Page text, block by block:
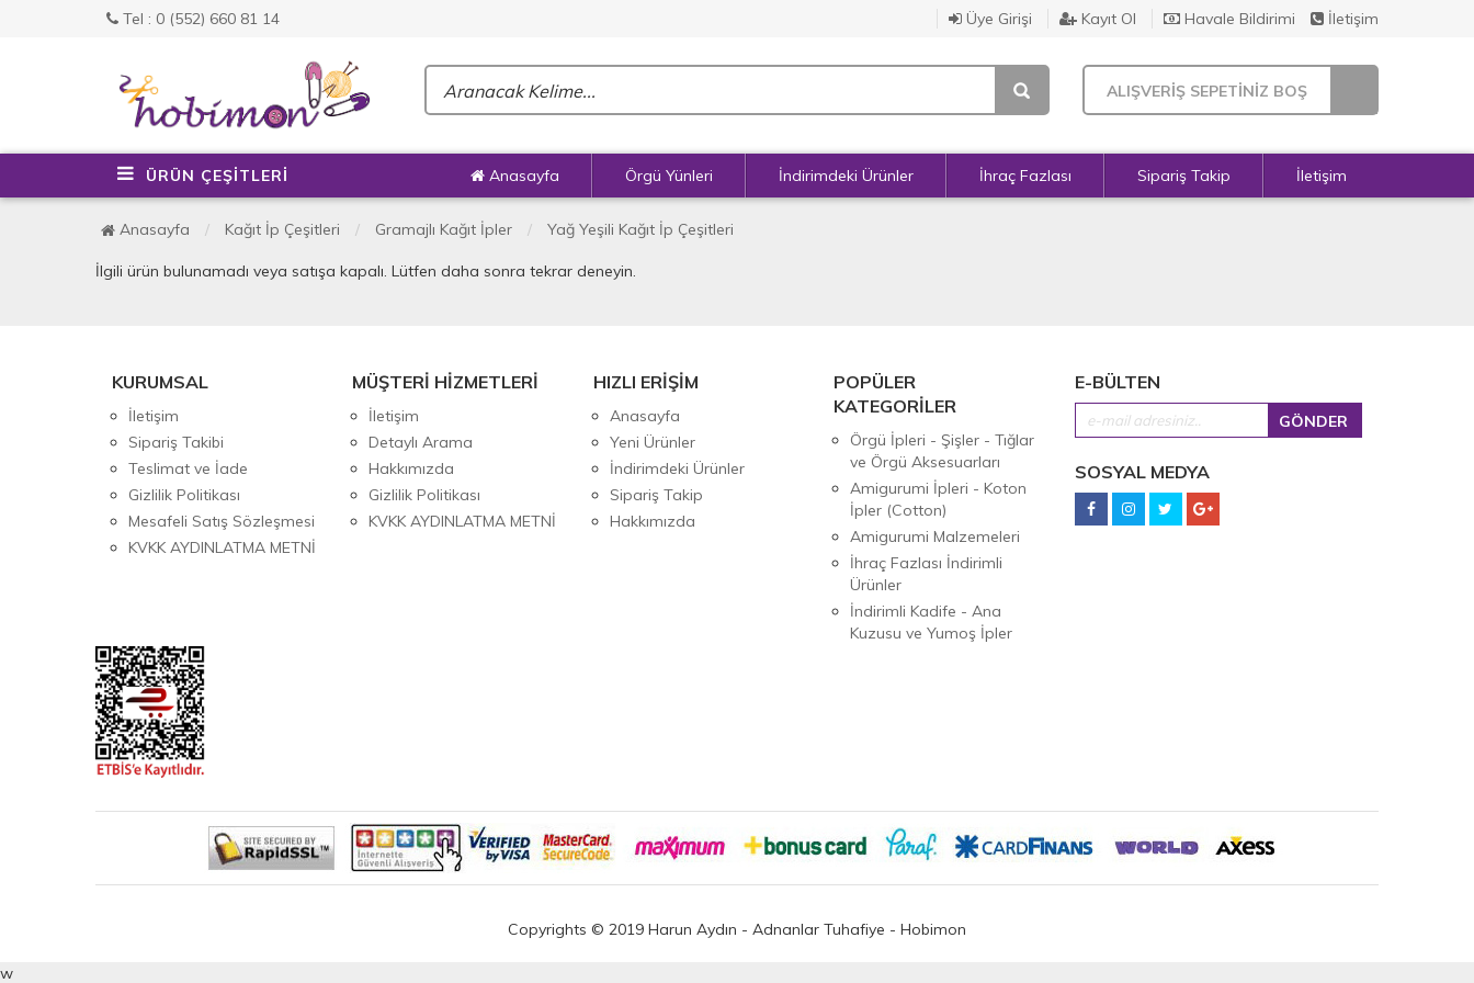
Tel : 0 (552) 660 81 14 Üye Girişi Kayıt Ol Havale Bildirimi İletişim
ALIŞVERİŞ SEPETİNİZ BOŞ
ÜRÜN ÇEŞİTLERİ Anasayfa Örgü Yünleri İndirimdeki Ürünler İhraç Fazlası Sipariş Takip İletişim
Anasayfa Kağıt İp Çeşitleri Gramajlı Kağıt İpler Yağ Yeşili Kağıt İp Çeşitleri
İlgili ürün bulunamadı veya satışa kapalı. Lütfen daha sonra tekrar deneyin.
KURUMSAL
İletişim
Sipariş Takibi
Teslimat ve İade
Gizlilik Politikası
Mesafeli Satış Sözleşmesi
KVKK AYDINLATMA METNİ
MÜŞTERİ HİZMETLERİ
İletişim
Detaylı Arama
Hakkımızda
Gizlilik Politikası
KVKK AYDINLATMA METNİ
HIZLI ERİŞİM
Anasayfa
Yeni Ürünler
İndirimdeki Ürünler
Sipariş Takip
Hakkımızda
POPÜLER
KATEGORİLER
Örgü İpleri - Şişler - Tığlar
ve Örgü Aksesuarları
Amigurumi İpleri - Koton
İpler (Cotton)
Amigurumi Malzemeleri
İhraç Fazlası İndirimli
Ürünler
İndirimli Kadife - Ana
Kuzusu ve Yumoş İpler
E-BÜLTEN
SOSYAL MEDYA
Copyrights © 2019 Harun Aydın - Adnanlar Tuhafiye - Hobimon
w